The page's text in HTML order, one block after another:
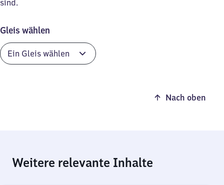
sind.
Gleis wählen
Nach oben
Weitere relevante Inhalte